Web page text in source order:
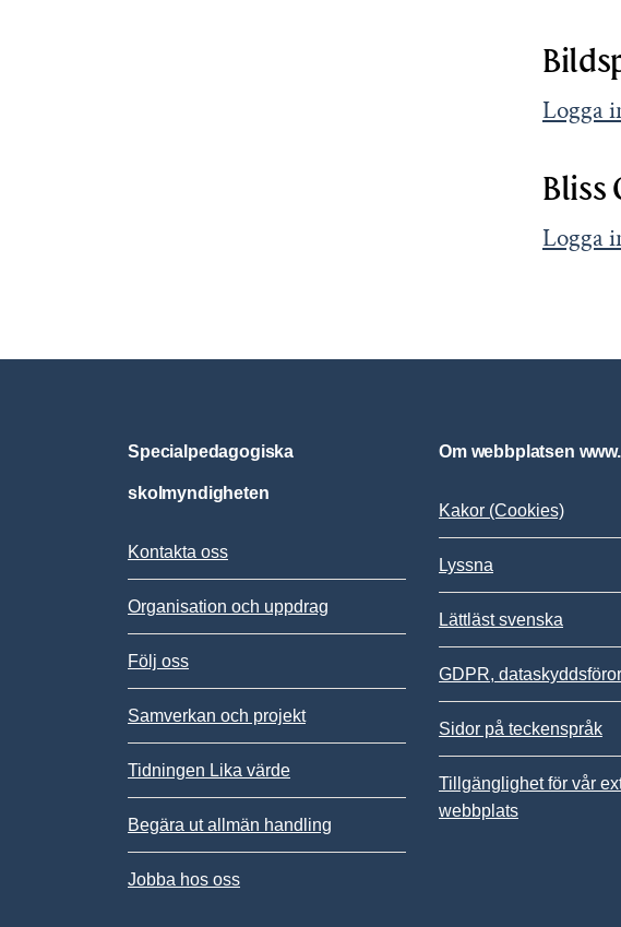
Logga
Bliss
Logga
Specialpedagogiska
skolmyndigheten
Kontakta oss
Organisation och uppdrag
Följ oss
Samverkan och projekt
Tidningen Lika värde
Begära ut allmän handling
Jobba hos oss
Om webbplatsen
Kakor (Cookies)
Lyssna
Lättläst svenska
GDPR,
Sidor på teckenspråk
Tillgänglighet för vår
webbplats